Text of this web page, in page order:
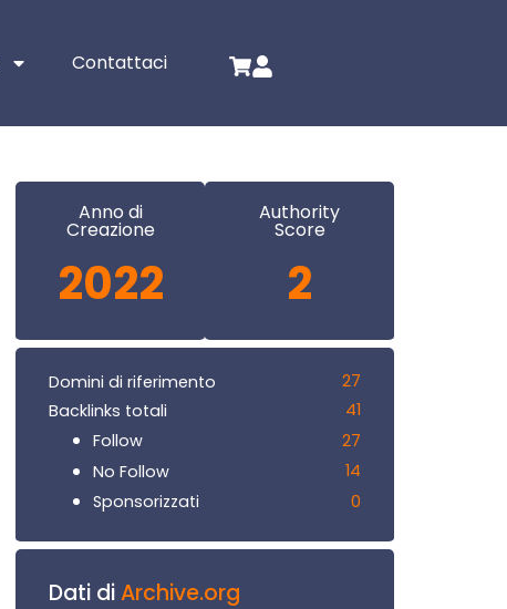
Contattaci
Anno di
Creazione
2022
Authority
Score
2
Domini di riferimento
27
Backlinks totali
41
Follow
27
No Follow
14
Sponsorizzati
0
Dati diArchive.org